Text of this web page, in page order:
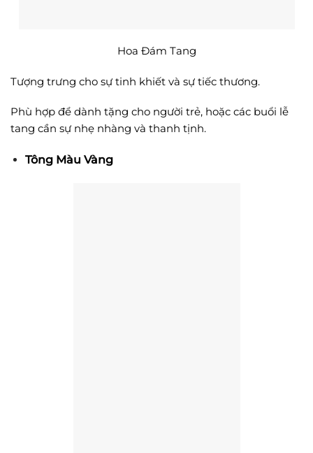
Hoa Đám Tang
Tượng trưng cho sự tinh khiết và sự tiếc thương.
Phù hợp để dành tặng cho người trẻ, hoặc các buổi lễ
tang cần sự nhẹ nhàng và thanh tịnh.
Tông Màu Vàng